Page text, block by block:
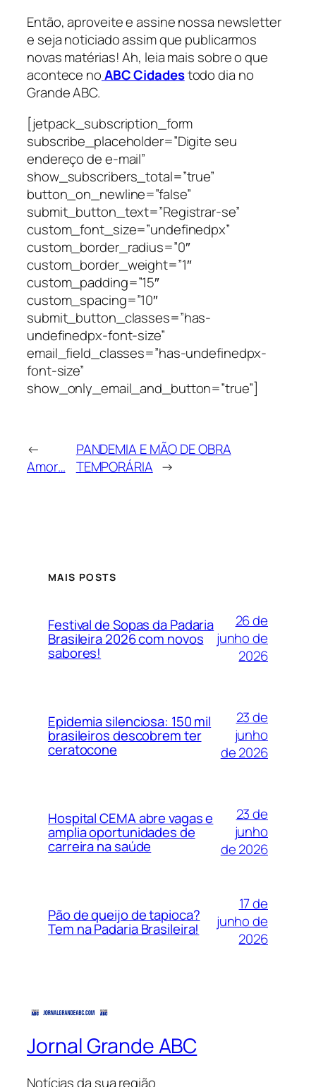
Então, aproveite e assine nossa newsletter
e seja noticiado assim que publicarmos
novas matérias! Ah, leia mais sobre o que
acontece noABC Cidadestodo dia no
Grande ABC.
[jetpack_subscription_form
subscribe_placeholder=”Digite seu
endereço de e-mail”
show_subscribers_total=”true”
button_on_newline=”false”
submit_button_text=”Registrar-se”
custom_font_size=”undefinedpx”
custom_border_radius=”0″
custom_border_weight=”1″
custom_padding=”15″
custom_spacing=”10″
submit_button_classes=”has-
undefinedpx-font-size”
email_field_classes=”has-undefinedpx-
font-size”
show_only_email_and_button=”true”]
←
Amor…
PANDEMIA E MÃO DE OBRA
TEMPORÁRIA →
MAIS POSTS
Festival de Sopas da Padaria
Brasileira 2026 com novos
sabores!
26 de
junho de
2026
Epidemia silenciosa: 150 mil
brasileiros descobrem ter
ceratocone
23 de
junho
de 2026
Hospital CEMA abre vagas e
amplia oportunidades de
carreira na saúde
23 de
junho
de 2026
Pão de queijo de tapioca?
Tem na Padaria Brasileira!
17 de
junho de
2026
Jornal Grande ABC
Notícias da sua região